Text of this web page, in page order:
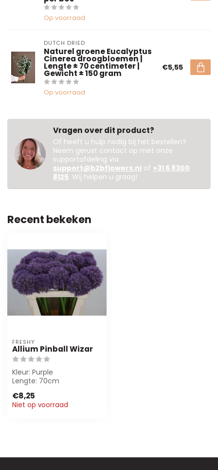
Op voorraad
DUTCH DRIED
Naturel groene Eucalyptus
Cinerea droogbloemen |
Lengte ± 70 centimeter |
Gewicht ± 150 gram
Op voorraad
€5,55
Vragen over dit product?
Of heeft u hulp nodig bij het bestellen?
Neem gerust contact op met onze
supportafdeling via
support@b2bflowers.nl of +31 6 8300
8125. Wij helpen u graag!
Recent bekeken
FRESHY
Allium Pinball Wizar
Kleur: Purple
Lengte: 70cm
€8,25
Niet op voorraad